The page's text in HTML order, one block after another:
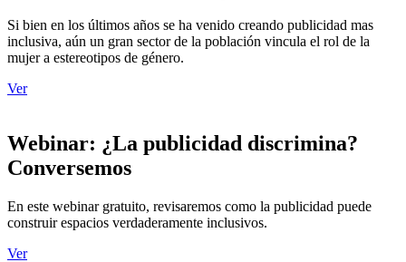
Si bien en los últimos años se ha venido creando publicidad mas
inclusiva, aún un gran sector de la población vincula el rol de la
mujer a estereotipos de género.
Ver
Webinar: ¿La publicidad discrimina?
Conversemos
En este webinar gratuito, revisaremos como la publicidad puede
construir espacios verdaderamente inclusivos.
Ver